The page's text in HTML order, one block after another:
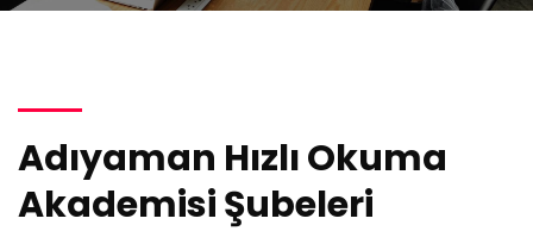
Adıyaman Hızlı Okuma
Akademisi Şubeleri